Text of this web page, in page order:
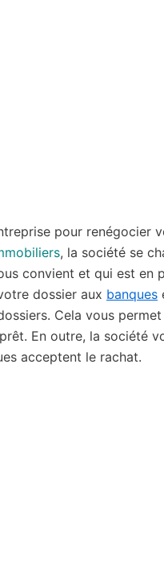
pour
, la société se
convient et qui est en
dossier aux banques
Cela vous
En outre, la société
acceptent le rachat.